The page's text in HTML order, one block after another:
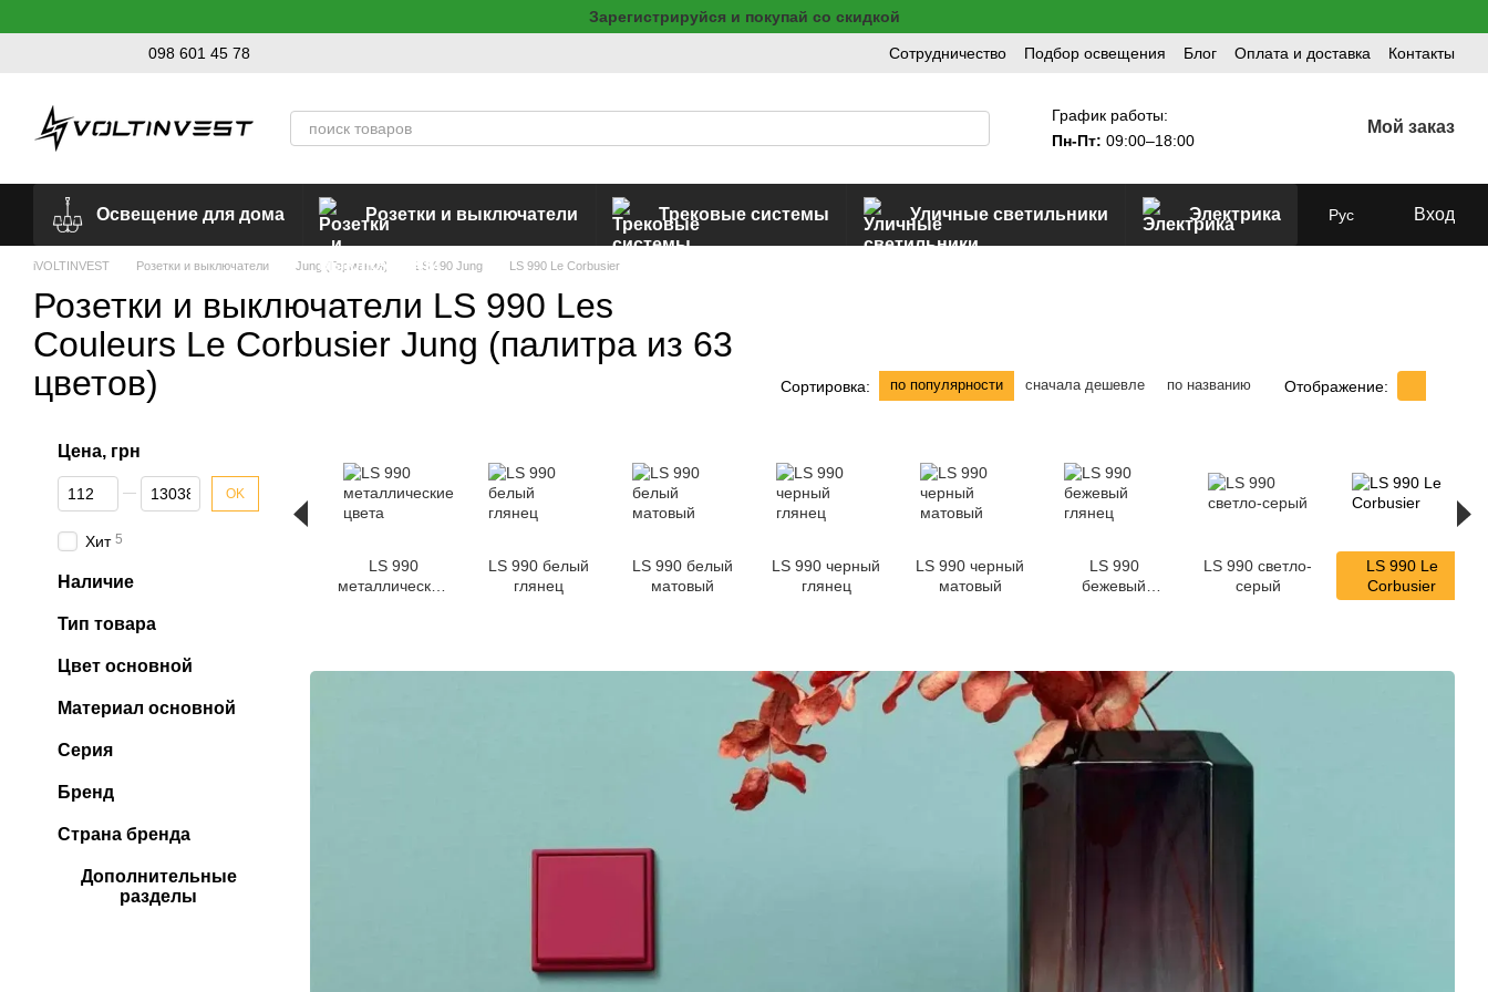
Зарегистрируйся и покупай со скидкой
098 601 45 78 Сотрудничество Подбор освещения Блог Оплата и доставка Контакты
График работы:
Пн-Пт:09:00–18:00
Мой заказ
Освещение для дома Розетки и выключатели Трековые системы Уличные светильники Электрика Рус Вход
iVOLTINVEST Розетки и выключатели Jung (Германия) LS 990 Jung LS 990 Le Corbusier
Розетки и выключатели LS 990 Les
Couleurs Le Corbusier Jung (палитра из 63
цветов)
Сортировка: по популярности сначала дешевле по названию Отображение:
LS 990
металлические
LS 990 белый
глянец
LS 990 белый
матовый
LS 990 черный
глянец
LS 990 черный
матовый
LS 990
бежевый
LS 990 светло-
серый
LS 990 Le
Corbusier
Цена, грн
От Цена, грн
До Цена, грн OK
Хит 5
Наличие
Тип товара
Цвет основной
Материал основной
Серия
Бренд
Страна бренда
Дополнительные
разделы